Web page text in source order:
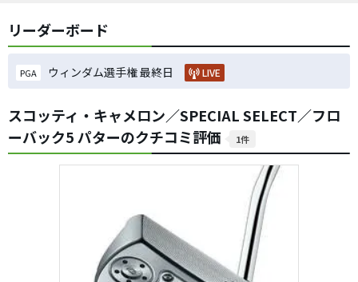
リーダーボード
PGA ウィンダム選手権 最終日 LIVE
スコッティ・キャメロン／SPECIAL SELECT／フロ
ーバック5 パターのクチコミ評価
1件